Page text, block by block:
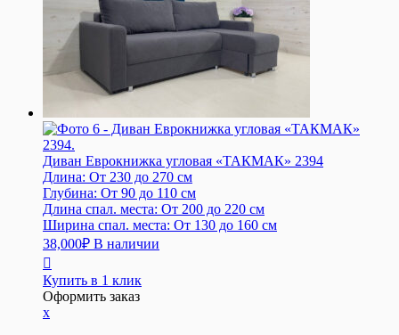
Диван Еврокнижка угловая «ТАКМАК» 2394
Длина: От 230 до 270 см
Глубина: От 90 до 110 см
Длина спал. места: От 200 до 220 см
Ширина спал. места: От 130 до 160 см
38,000₽ В наличии
Купить в 1 клик
Оформить заказ
x